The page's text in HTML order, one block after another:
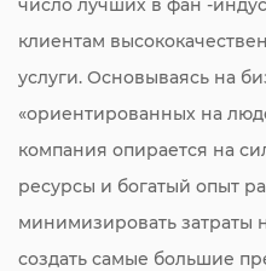
клиентам
услуги. Основываясь на
«ориентированных на
компания опирается на
ресурсы и богатый опыт
минимизировать затраты
создать самые большие